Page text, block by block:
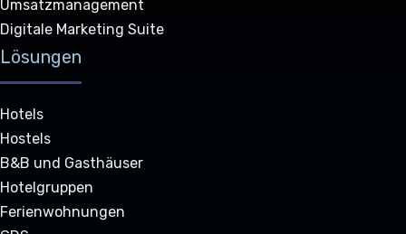
Umsatzmanagement
Digitale Marketing Suite
Lösungen
Hotels
Hostels
B&B und Gasthäuser
Hotelgruppen
Ferienwohnungen